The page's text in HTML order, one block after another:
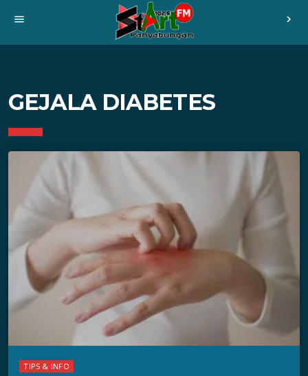
menu chevron_right
GEJALA DIABETES
TIPS & INFO